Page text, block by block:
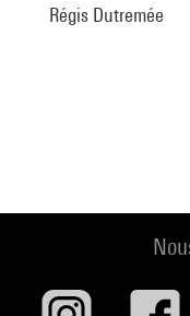
Régis Dutremée